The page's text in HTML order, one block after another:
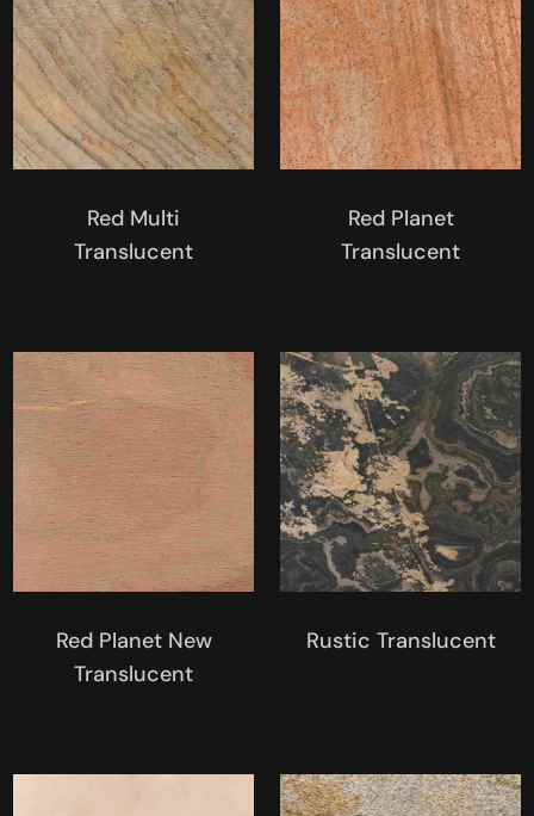
Red Multi
Translucent
Red Planet
Translucent
Red Planet New
Translucent
Rustic Translucent